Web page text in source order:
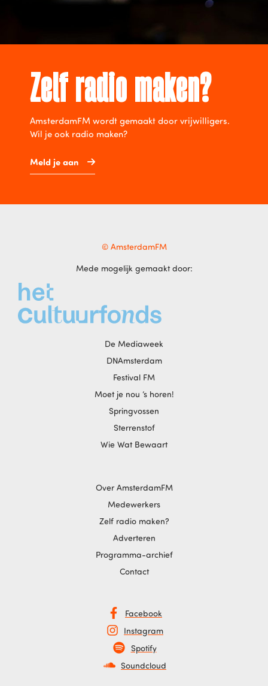
Zelf radio maken?
AmsterdamFM wordt gemaakt door vrijwilligers.
Wil je ook radio maken?
Meld je aan
© AmsterdamFM
Mede mogelijk gemaakt door:
De Mediaweek
DNAmsterdam
Festival FM
Moet je nou ‘s horen!
Springvossen
Sterrenstof
Wie Wat Bewaart
Over AmsterdamFM
Medewerkers
Zelf radio maken?
Adverteren
Programma-archief
Contact
Facebook
Instagram
Spotify
Soundcloud